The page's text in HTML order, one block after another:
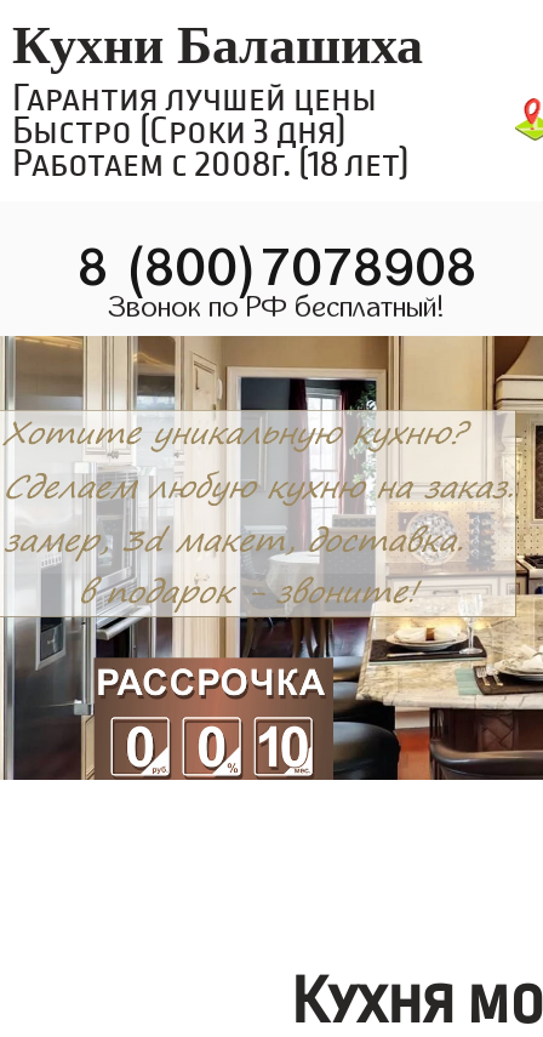
Кухни Балашиха
Гарантия лучшей цены
Быстро (Сроки 3 дня)
Работаем с 2008г. (18 лет)
8 (800)7078908
Звонок по РФ бесплатный!
Кухня